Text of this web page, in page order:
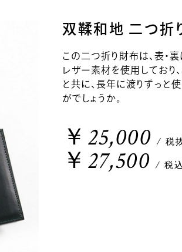
双鞣和地 二つ折
この二つ折り財布は、表・
レザー素材を使用しており
と共に、長年に渡りずっと
がでしょうか。
￥25,000 / 税
￥27,500 / 税込